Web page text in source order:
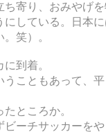
寄り、おみやげ
にしている。日本
笑）。
到着。
うこともあって、
ところか。
ーチサッカーを